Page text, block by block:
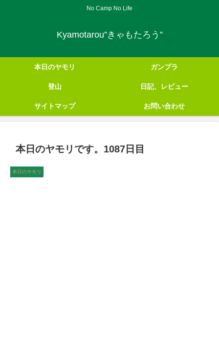
No Camp No Life
Kyamotarou”きゃもたろう”
本日のヤモリ ガンプラ
登山 日記、レビュー
サイトマップ お問い合わせ
本日のヤモリです。1087日目
本日のヤモリ